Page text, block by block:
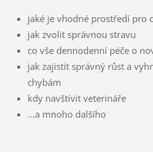
jaké je vhodné prostředí pro
jak zvolit správnou stravu
co vše dennodenní péče o
jak zajistit správný růst a
chybám
kdy navštívit veterináře
...a mnoho dalšího